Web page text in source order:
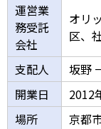
運営業
務受託
会社
オリ
区、
支配人
坂野
開業日
2012
場所
京都